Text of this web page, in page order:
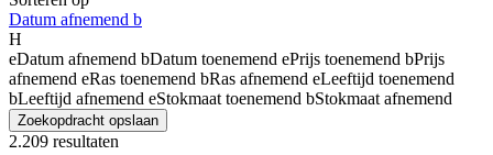
Datum afnemend b
H
eDatum afnemend bDatum toenemend ePrijs toenemend bPrijs
afnemend eRas toenemend bRas afnemend eLeeftijd toenemend
bLeeftijd afnemend eStokmaat toenemend bStokmaat afnemend
Zoekopdracht opslaan
2.209 resultaten